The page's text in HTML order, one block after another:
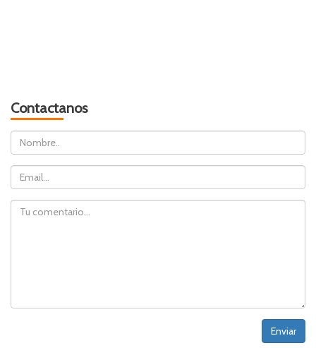
Contactanos
Nombre
Email
Comentario